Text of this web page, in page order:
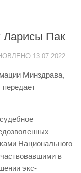
Ларисы Пак
13.07.2022
Минздрава,
передает
Национального
в
экс-